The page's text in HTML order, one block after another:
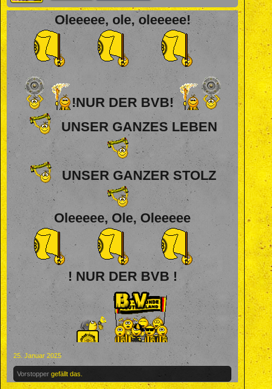
Oleeeee, ole, oleeeee!
!NUR DER BVB!
UNSER GANZES LEBEN
UNSER GANZER STOLZ
Oleeeee, Ole, Oleeeee
! NUR DER BVB !
25. Januar 2025
Vorstopper gefällt das.